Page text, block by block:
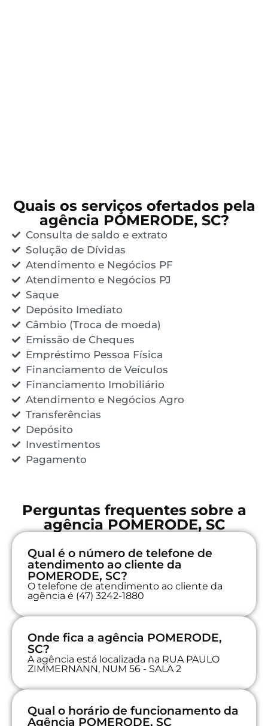
Quais os serviços ofertados pela
agência POMERODE, SC?
Consulta de saldo e extrato
Solução de Dívidas
Atendimento e Negócios PF
Atendimento e Negócios PJ
Saque
Depósito Imediato
Câmbio (Troca de moeda)
Emissão de Cheques
Empréstimo Pessoa Física
Financiamento de Veículos
Financiamento Imobiliário
Atendimento e Negócios Agro
Transferências
Depósito
Investimentos
Pagamento
Perguntas frequentes sobre a
agência POMERODE, SC
Qual é o número de telefone de
atendimento ao cliente da
POMERODE, SC?
O telefone de atendimento ao cliente da
agência é (47) 3242-1880
Onde fica a agência POMERODE,
SC?
A agência está localizada na RUA PAULO
ZIMMERNANN, NUM 56 - SALA 2
Qual o horário de funcionamento da
Agência POMERODE, SC